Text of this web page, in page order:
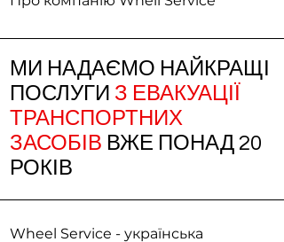
МИ НАДАЄМО НАЙКРАЩІ
ПОСЛУГИ З ЕВАКУАЦІЇ
ТРАНСПОРТНИХ
ЗАСОБІВ ВЖЕ ПОНАД 20
РОКІВ
Wheel Service - українська